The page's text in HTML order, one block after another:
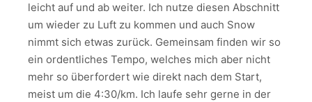
leicht auf und ab weiter. Ich nutze diesen Abschnitt
um wieder zu Luft zu kommen und auch Snow
nimmt sich etwas zurück. Gemeinsam finden wir so
ein ordentliches Tempo, welches mich aber nicht
mehr so überfordert wie direkt nach dem Start,
meist um die 4:30/km. Ich laufe sehr gerne in der